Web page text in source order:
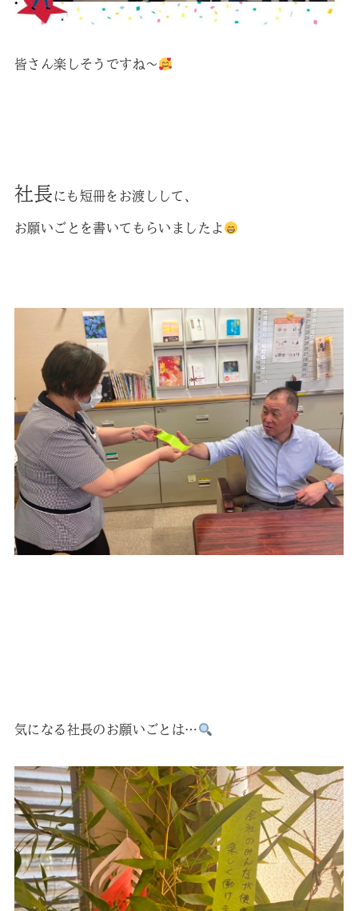
皆さん楽しそうですね〜
社長 にも短冊をお渡しして、
お願いごとを書いてもらいましたよ
気になる社長のお願いごとは…